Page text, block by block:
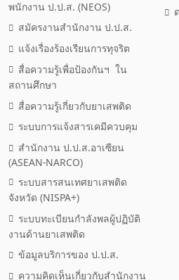
พนักงาน ป.ป.ส. (NEOS)
สมัครงานสำนักงาน ป.ป.ส.
แจ้งเรื่องร้องเรียนการทุจริต
สื่อความรู้เพื่อป้องกันฯ ใน
สถานศึกษา
สื่อความรู้เกี่ยวกับยาเสพติด
ระบบการแจ้งสารเคมีควบคุม
สำนักงาน ป.ป.ส.อาเซียน
(ASEAN-NARCO)
ระบบสารสนเทศยาเสพติด
จังหวัด (NISPA+)
ระบบทะเบียนกำลังพลผู้ปฏิบัติ
งานด้านยาเสพติด
ข้อมูลบริการของ ป.ป.ส.
ความคิดเห็นเกี่ยวกับสำนักงาน